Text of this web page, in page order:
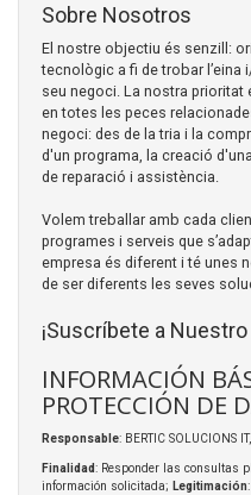
Sobre Nosotros
El nostre objectiu és senzill:
tecnològic a fi de trobar l’eina
seu negoci. La nostra
en totes les peces
negoci: des de la tria i la
d'un programa, la creació
de reparació i assistència.
Volem treballar amb cada
programes i serveis que
empresa és diferent i té unes
de ser diferents les seves
¡Suscríbete a
INFORMACIÓN
PROTECCIÓN DE
Responsable: BERTIC SOLUCIONS IT,
Finalidad: Responder las consultas
información solicitada; Legitimación